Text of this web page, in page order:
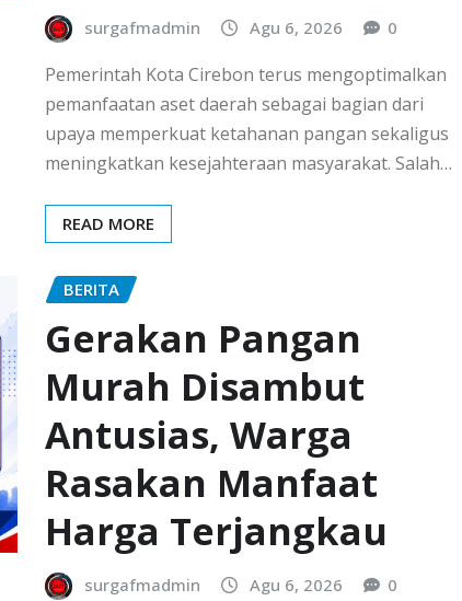
surgafmadmin Agu 6, 2026 0
Pemerintah Kota Cirebon terus mengoptimalkan
pemanfaatan aset daerah sebagai bagian dari
upaya memperkuat ketahanan pangan sekaligus
meningkatkan kesejahteraan masyarakat. Salah…
READ MORE
BERITA
Gerakan Pangan
Murah Disambut
Antusias, Warga
Rasakan Manfaat
Harga Terjangkau
surgafmadmin Agu 6, 2026 0